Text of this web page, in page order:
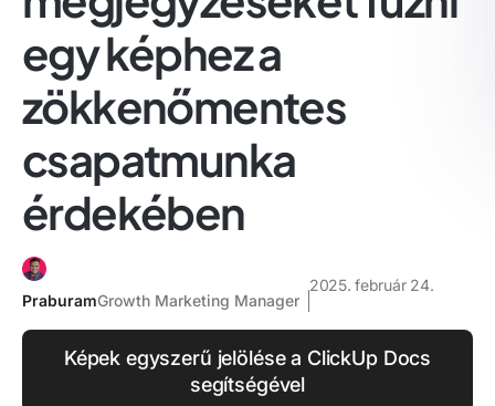
egy képhez a
zökkenőmentes
csapatmunka
érdekében
PraburamGrowth Marketing Manager
2025. február 24.
Képek egyszerű jelölése a ClickUp Docs
segítségével